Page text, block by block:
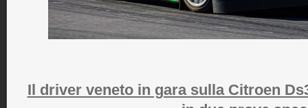
Il driver veneto in gara sulla Citroen